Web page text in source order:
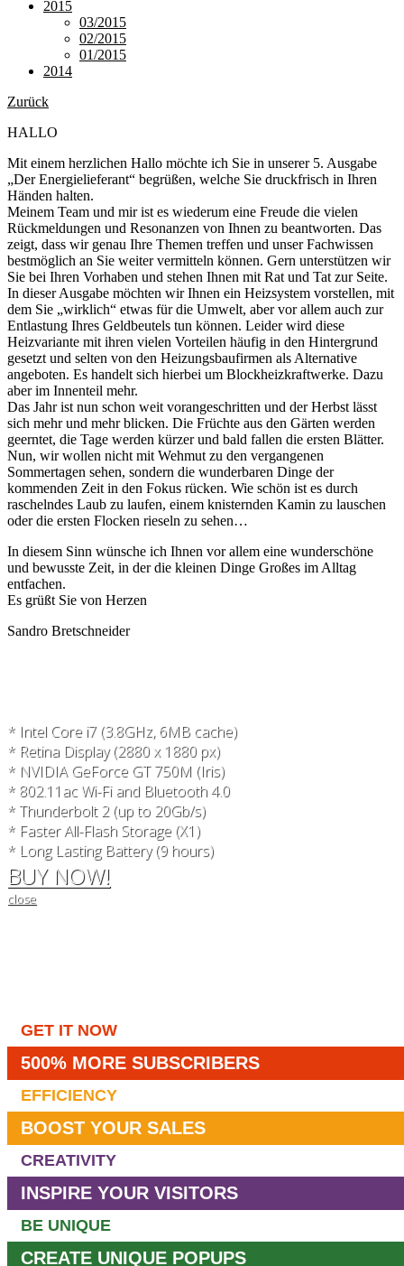
2015
03/2015
02/2015
01/2015
2014
Zurück
HALLO
Mit einem herzlichen Hallo möchte ich Sie in unserer 5. Ausgabe
„Der Energielieferant“ begrüßen, welche Sie druckfrisch in Ihren
Händen halten.
Meinem Team und mir ist es wiederum eine Freude die vielen
Rückmeldungen und Resonanzen von Ihnen zu beantworten. Das
zeigt, dass wir genau Ihre Themen treffen und unser Fachwissen
bestmöglich an Sie weiter vermitteln können. Gern unterstützen wir
Sie bei Ihren Vorhaben und stehen Ihnen mit Rat und Tat zur Seite.
In dieser Ausgabe möchten wir Ihnen ein Heizsystem vorstellen, mit
dem Sie „wirklich“ etwas für die Umwelt, aber vor allem auch zur
Entlastung Ihres Geldbeutels tun können. Leider wird diese
Heizvariante mit ihren vielen Vorteilen häufig in den Hintergrund
gesetzt und selten von den Heizungsbaufirmen als Alternative
angeboten. Es handelt sich hierbei um Blockheizkraftwerke. Dazu
aber im Innenteil mehr.
Das Jahr ist nun schon weit vorangeschritten und der Herbst lässt
sich mehr und mehr blicken. Die Früchte aus den Gärten werden
geerntet, die Tage werden kürzer und bald fallen die ersten Blätter.
Nun, wir wollen nicht mit Wehmut zu den vergangenen
Sommertagen sehen, sondern die wunderbaren Dinge der
kommenden Zeit in den Fokus rücken. Wie schön ist es durch
raschelndes Laub zu laufen, einem knisternden Kamin zu lauschen
oder die ersten Flocken rieseln zu sehen…
In diesem Sinn wünsche ich Ihnen vor allem eine wunderschöne
und bewusste Zeit, in der die kleinen Dinge Großes im Alltag
entfachen.
Es grüßt Sie von Herzen
Sandro Bretschneider
* Intel Core i7 (3.8GHz, 6MB cache)
* Retina Display (2880 x 1880 px)
* NVIDIA GeForce GT 750M (Iris)
* 802.11ac Wi-Fi and Bluetooth 4.0
* Thunderbolt 2 (up to 20Gb/s)
* Faster All-Flash Storage (X1)
* Long Lasting Battery (9 hours)
BUY NOW!
close
GET IT NOW
500% MORE SUBSCRIBERS
EFFICIENCY
BOOST YOUR SALES
CREATIVITY
INSPIRE YOUR VISITORS
BE UNIQUE
CREATE UNIQUE POPUPS